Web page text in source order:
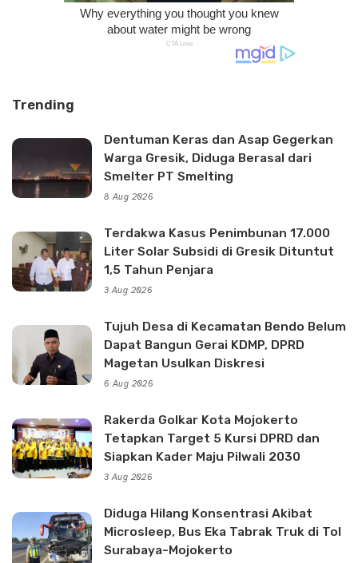
Trending
Dentuman Keras dan Asap Gegerkan
Warga Gresik, Diduga Berasal dari
Smelter PT Smelting
8 Aug 2026
Terdakwa Kasus Penimbunan 17.000
Liter Solar Subsidi di Gresik Dituntut
1,5 Tahun Penjara
3 Aug 2026
Tujuh Desa di Kecamatan Bendo Belum
Dapat Bangun Gerai KDMP, DPRD
Magetan Usulkan Diskresi
6 Aug 2026
Rakerda Golkar Kota Mojokerto
Tetapkan Target 5 Kursi DPRD dan
Siapkan Kader Maju Pilwali 2030
3 Aug 2026
Diduga Hilang Konsentrasi Akibat
Microsleep, Bus Eka Tabrak Truk di Tol
Surabaya-Mojokerto